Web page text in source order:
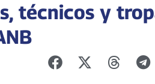
técnicos y